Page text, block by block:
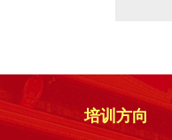
培训方向